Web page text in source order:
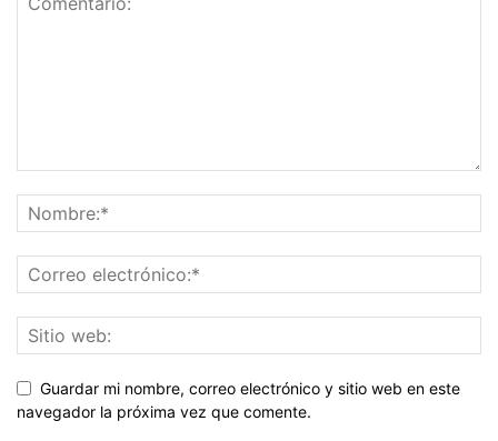
Guardar mi nombre, correo electrónico y sitio web en este
navegador la próxima vez que comente.